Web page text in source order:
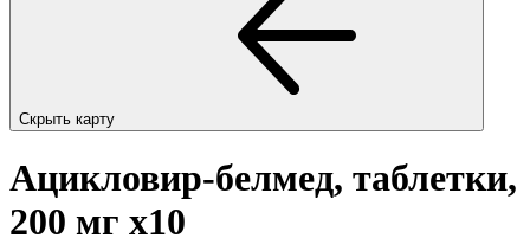
Скрыть карту
Ацикловир-белмед, таблетки,
200 мг x10